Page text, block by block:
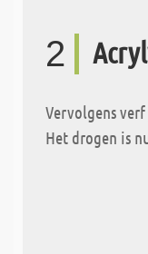
2
Vervolgens
Het drogen is